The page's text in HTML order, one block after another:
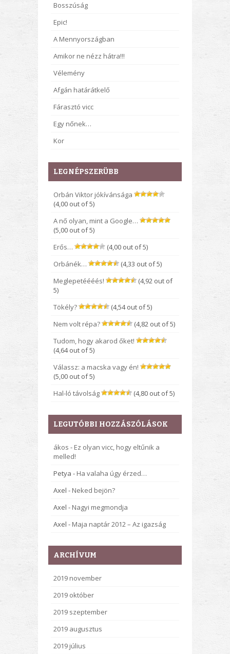
Bosszúság
Epic!
A Mennyországban
Amikor ne nézz hátra!!!
Vélemény
Afgán határátkelő
Fárasztó vicc
Egy nőnek…
Kor
LEGNÉPSZERÜBB
Orbán Viktor jókívánsága
(4,00 out of 5)
A nő olyan, mint a Google…
(5,00 out of 5)
Erős…
(4,00 out of 5)
Orbánék…
(4,33 out of 5)
Meglepetéééés!
(4,92 out of
5)
Tökély?
(4,54 out of 5)
Nem volt répa?
(4,82 out of 5)
Tudom, hogy akarod őket!
(4,64 out of 5)
Válassz: a macska vagy én!
(5,00 out of 5)
Hal-ló távolság
(4,80 out of 5)
LEGUTÓBBI HOZZÁSZÓLÁSOK
ákos - Ez olyan vicc, hogy eltűnik a
melled!
Petya - Ha valaha úgy érzed…
Axel - Neked bejön?
Axel - Nagyi megmondja
Axel - Maja naptár 2012 – Az igazság
ARCHÍVUM
2019 november
2019 október
2019 szeptember
2019 augusztus
2019 július